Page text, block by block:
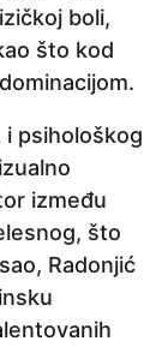
boli,
što kod
i psihološkog
između
što
Radonjić